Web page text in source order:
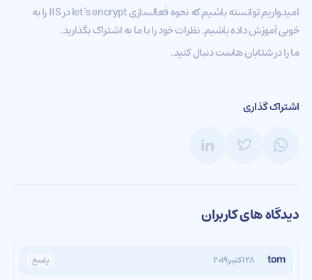
امیدواریم توانسته باشیم که نحوه فعالسازی let’s encrypt در IIS را به
خوبی آموزش داده باشیم. نظرات خود را با ما به اشتراک بگذارید.
ما را در شتابان هاست دنبال کنید.
اشتراک گذاری
دیدگاه های کاربران
tom ۲۸ اکتبر ۲۰۱۹ پاسخ